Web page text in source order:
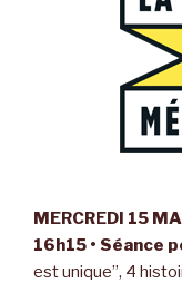
MERCREDI 15
16h15 • Séance
est unique”, 4